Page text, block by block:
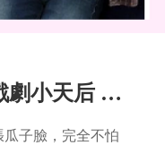
【S曲線電波】本土戲劇小天后 章家瑄拯救小肥腰，魔鬼S一下!
子臉，完全不怕